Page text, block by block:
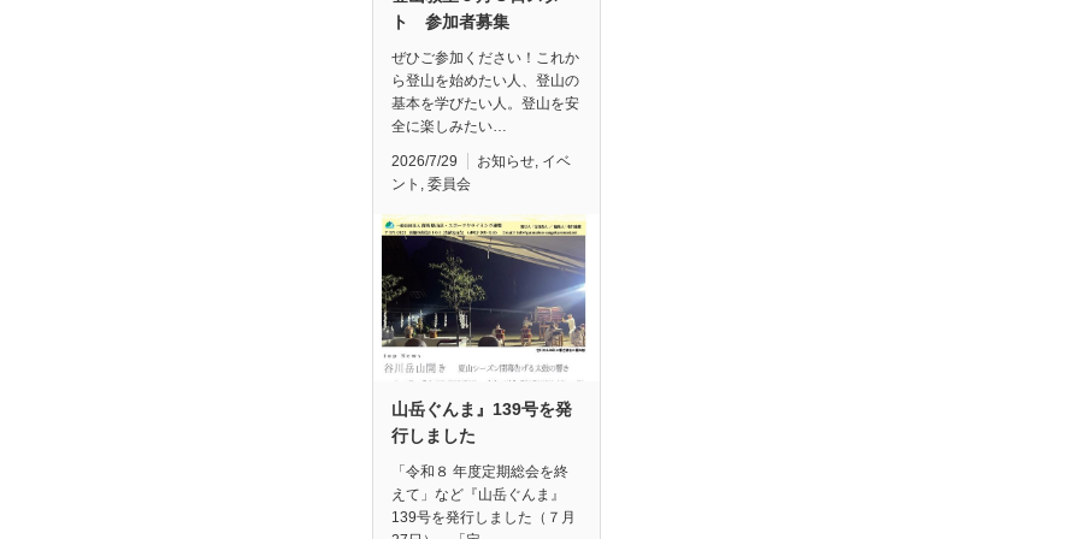
ト 参加者募集
ぜひご参加ください！これか
ら登山を始めたい人、登山の
基本を学びたい人。登山を安
全に楽しみたい…
2026/7/29 お知らせ, イベ
ント , 委員会
山岳ぐんま』139号を発
行しました
「令和８ 年度定期総会を終
えて」など『山岳ぐんま』
139号を発行しました（７月